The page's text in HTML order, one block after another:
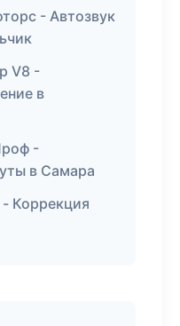
- Автозвук
V8 -
в
-
в Самара
Коррекция